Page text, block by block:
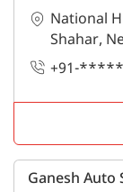
National
Shahar,
जौनपुर,
+91-
Ganesh Auto